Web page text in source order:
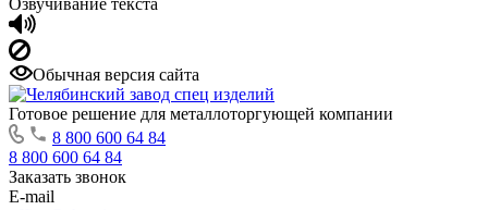
Озвучивание текста
Обычная версия сайта
Готовое решение для металлоторгующей компании
8 800 600 64 84
8 800 600 64 84
Заказать звонок
E-mail